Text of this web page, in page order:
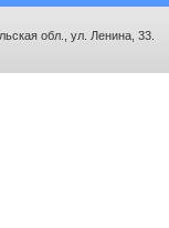
обл., ул. Ленина, 33.